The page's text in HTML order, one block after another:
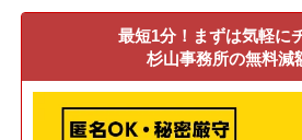
最短1分！まずは気軽に
杉山事務所の無料減